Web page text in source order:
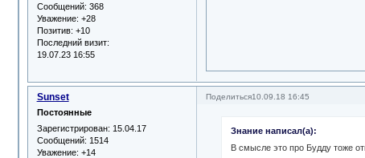
Сообщений: 368
Уважение: +28
Позитив: +10
Последний визит:
19.07.23 16:55
Поделиться10.09.18 16:45
Sunset
Постоянные
Зарегистрирован: 15.04.17
Сообщений: 1514
Уважение: +14
Знание написал(а):
В смысле это про Будду тоже